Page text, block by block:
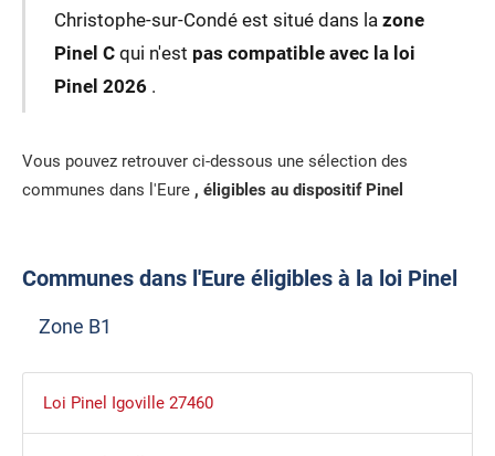
Christophe-sur-Condé est situé dans la zone
Pinel Cqui n'est pas compatible avec la loi
Pinel 2026 .
Vous pouvez retrouver ci-dessous une sélection des
communes dans l'Eure , éligibles au dispositif Pinel
Communes dans l'Eure éligibles à la loi Pinel
Zone B1
Loi Pinel Igoville 27460